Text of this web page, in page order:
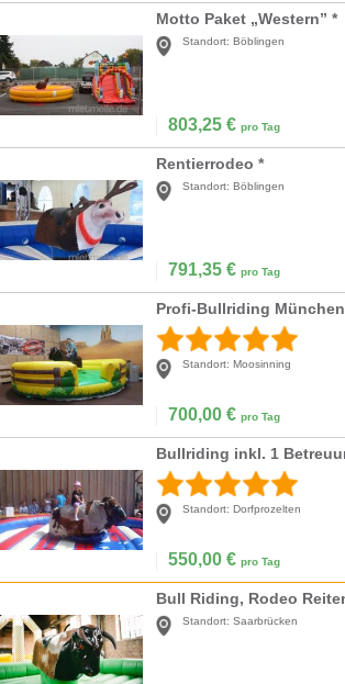
Motto Paket „Western” *
Standort: Böblingen
803,25 € pro Tag
Rentierrodeo *
Standort: Böblingen
791,35 € pro Tag
Profi-Bullriding München
Standort: Moosinning
700,00 € pro Tag
Standort: Dorfprozelten
550,00 € pro Tag
Standort: Saarbrücken